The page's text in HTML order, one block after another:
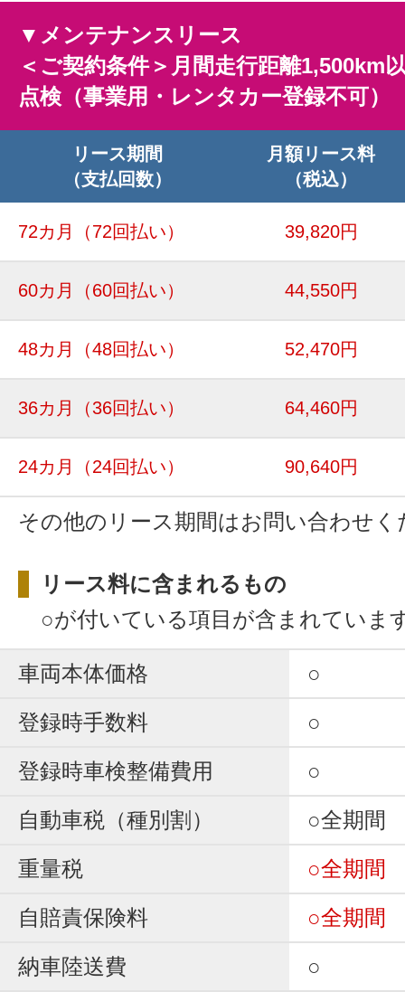
▼メンテナンスリース
＜ご契約条件＞月間走行距離1,500km
点検（事業用・レンタカー登録不可）
リース期間
（支払回数）
月額リース料
（税込）
72カ月 （72回払い） 39,820円
60カ月 （60回払い） 44,550円
48カ月 （48回払い） 52,470円
36カ月 （36回払い） 64,460円
24カ月 （24回払い） 90,640円
その他のリース期間はお問い合わせく
リース料に含まれるもの
○が付いている項目が含まれていま
車両本体価格
○
登録時手数料
○
登録時車検整備費用
○
自動車税（種別割）
○全期間
重量税
○全期間
自賠責保険料
○全期間
納車陸送費
○